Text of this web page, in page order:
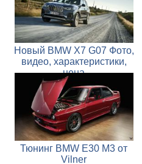
Новый BMW X7 G07 Фото,
видео, характеристики,
цена
Тюнинг BMW E30 M3 от
Vilner